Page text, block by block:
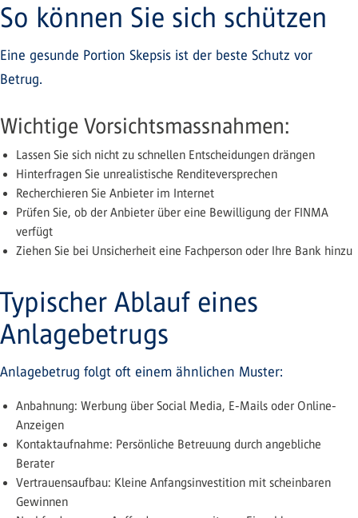
So können Sie sich schützen
Eine gesunde Portion Skepsis ist der beste Schutz vor
Betrug.
Wichtige Vorsichtsmassnahmen:
Lassen Sie sich nicht zu schnellen Entscheidungen drängen
Hinterfragen Sie unrealistische Renditeversprechen
Recherchieren Sie Anbieter im Internet
Prüfen Sie, ob der Anbieter über eine Bewilligung der FINMA
verfügt
Ziehen Sie bei Unsicherheit eine Fachperson oder Ihre Bank hinzu
Typischer Ablauf eines
Anlagebetrugs
Anlagebetrug folgt oft einem ähnlichen Muster:
Anbahnung: Werbung über Social Media, E-Mails oder Online-
Anzeigen
Kontaktaufnahme: Persönliche Betreuung durch angebliche
Berater
Vertrauensaufbau: Kleine Anfangsinvestition mit scheinbaren
Gewinnen